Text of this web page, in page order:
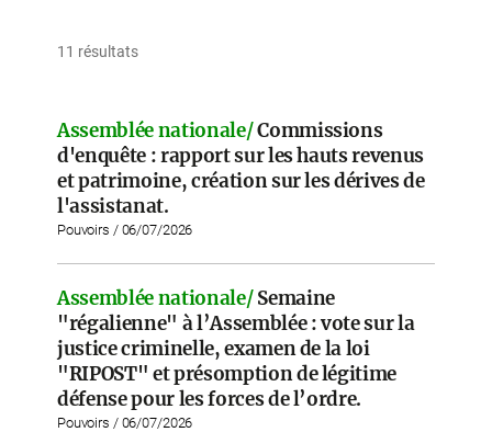
11 résultats
Assemblée nationale/Commissions
d'enquête : rapport sur les hauts revenus
et patrimoine, création sur les dérives de
l'assistanat.
Pouvoirs / 06/07/2026
Assemblée nationale/ Semaine
"régalienne" à l’Assemblée : vote sur la
justice criminelle, examen de la loi
"RIPOST" et présomption de légitime
défense pour les forces de l’ordre.
Pouvoirs / 06/07/2026